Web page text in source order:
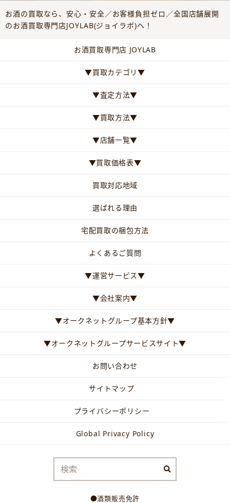
お酒の買取なら、安心・安全／お客様負担ゼロ／全国店舗展開
のお酒買取専門店JOYLAB(ジョイラボ)へ！
お酒買取専門店 JOYLAB
▼買取カテゴリ▼
▼査定方法▼
▼買取方法▼
▼店舗一覧▼
▼買取価格表▼
買取対応地域
選ばれる理由
宅配買取の梱包方法
よくあるご質問
▼運営サービス▼
▼会社案内▼
▼オークネットグループ基本方針▼
▼オークネットグループサービスサイト▼
お問い合わせ
サイトマップ
プライバシーポリシー
Global Privacy Policy
●酒類販売免許